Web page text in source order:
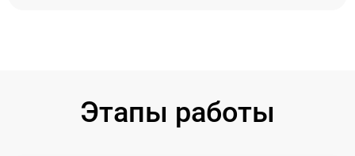
Этапы работы